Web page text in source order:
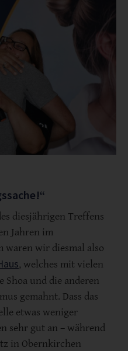
diesjährigen Treffens
Jahren im
waren wir diesmal also
, welches mit vielen
und die anderen
gemahnt. Dass das
etwas weniger
sehr gut an – während
in Obernkirchen